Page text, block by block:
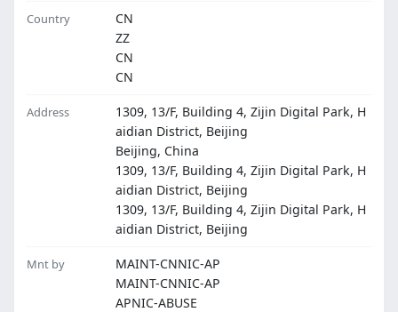
Country
CN
ZZ
CN
CN
Address
1309, 13/F, Building 4, Zijin Digital Park, H
aidian District, Beijing
Beijing, China
1309, 13/F, Building 4, Zijin Digital Park, H
aidian District, Beijing
1309, 13/F, Building 4, Zijin Digital Park, H
aidian District, Beijing
Mnt by
MAINT-CNNIC-AP
MAINT-CNNIC-AP
APNIC-ABUSE